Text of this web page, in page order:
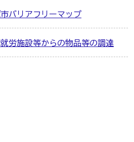
バリアフリーマップ
労施設等からの物品等の調達